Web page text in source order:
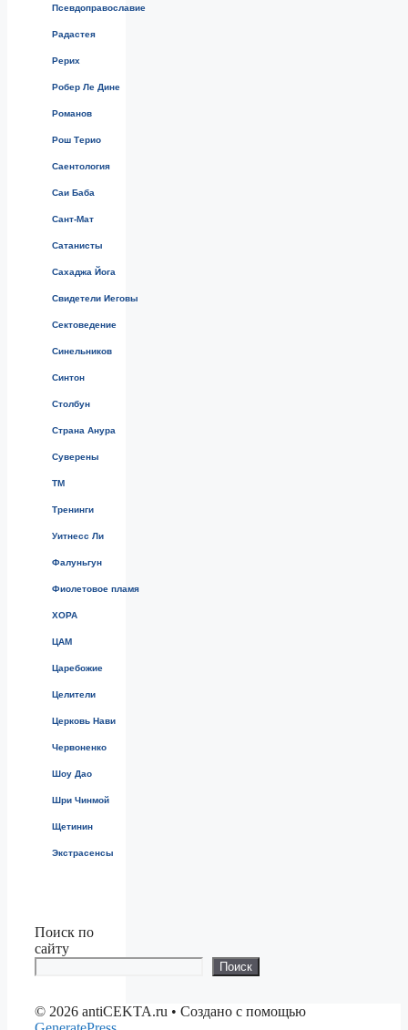
Псевдоправославие
Радастея
Рерих
Робер Ле Дине
Романов
Рош Терио
Саентология
Саи Баба
Сант-Мат
Сатанисты
Сахаджа Йога
Свидетели Иеговы
Сектоведение
Синельников
Синтон
Столбун
Страна Анура
Суверены
ТМ
Тренинги
Уитнесс Ли
Фалуньгун
Фиолетовое пламя
ХОРА
ЦАМ
Царебожие
Целители
Церковь Нави
Червоненко
Шоу Дао
Шри Чинмой
Щетинин
Экстрасенсы
Поиск по
сайту
Поиск
© 2026 antiCEKTA.ru • Создано с помощью